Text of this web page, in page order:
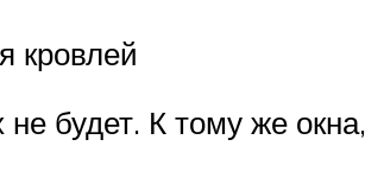
кровлей
будет. К тому же